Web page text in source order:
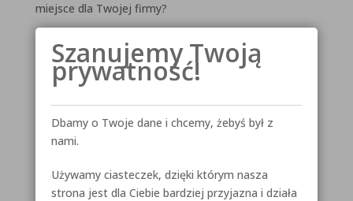
miejsce dla Twojej firmy?
Biura do wynajęcia w Toruniu i Bydgoszczy
Curie-Skłodowska 67
Olsztyn
Toruń
Recent Comments
Brak komentarzy do wyświetlenia.
Szanujemy Twoją
prywatność!
Dbamy o Twoje dane i chcemy, żebyś był z
nami.
Używamy ciasteczek, dzięki którym nasza
strona jest dla Ciebie bardziej przyjazna i działa